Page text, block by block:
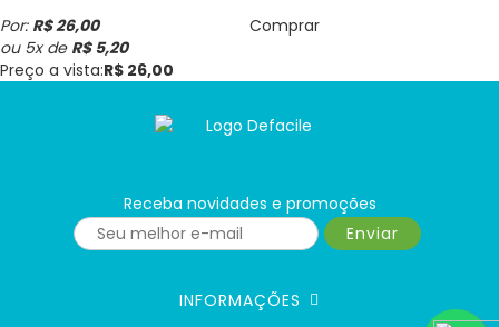
Por: R$ 26,00
ou 5xde R$ 5,20
Preço a vista:R$ 26,00
Comprar
Receba novidades e promoções
Enviar
INFORMAÇÕES